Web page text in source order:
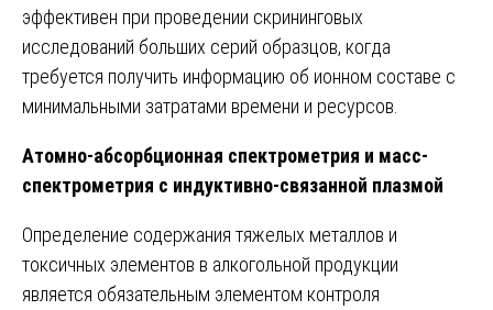
эффективен при проведении скрининговых
исследований больших серий образцов, когда
требуется получить информацию об ионном составе с
минимальными затратами времени и ресурсов.
Атомно-абсорбционная спектрометрия и масс-
спектрометрия с индуктивно-связанной плазмой
Определение содержания тяжелых металлов и
токсичных элементов в алкогольной продукции
является обязательным элементом контроля